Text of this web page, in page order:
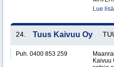
Lue
24. Tuus Kaivuu Oy
Puh. 0400 853 259
Kaivuu